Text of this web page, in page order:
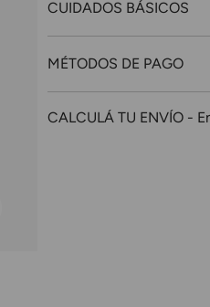
CUIDADOS BÁSICOS
MÉTODOS DE PAGO
CALCULÁ TU ENVÍO -